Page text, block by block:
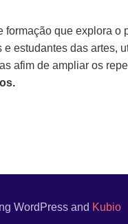
formação que explora
estudantes das artes,
afim de ampliar os
WordPress and Kubio